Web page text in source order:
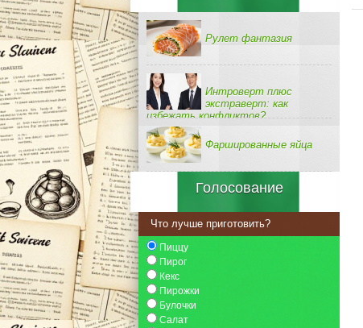
Рулет фантазия
Интроверт плюс
экстраверт: как
избежать конфликтов?
Фаршированные яйца
Голосование
Что лучше приготовить?
Пиццу
Пирог
Кекс
Пирожки
Булочки
Салат